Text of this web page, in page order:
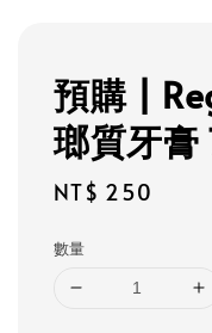
預購 |
瑯質牙
Regular
NT$ 250
數量